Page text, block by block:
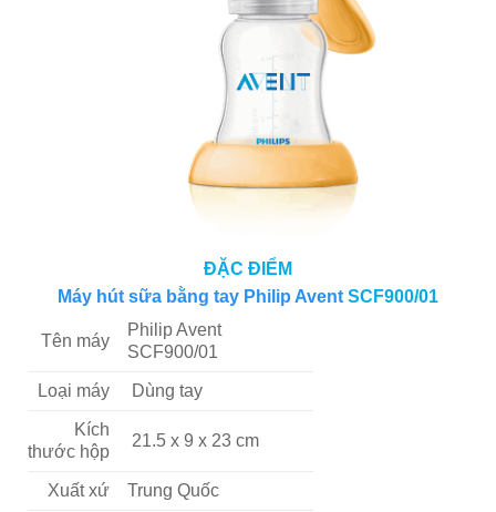
ĐẶC ĐIỂM
Máy hút sữa bằng tay Philip Avent SCF900/01
Tên máy
Philip Avent
SCF900/01
Loại máy Dùng tay
Kích
thước hộp
21.5 x 9 x 23 cm
Xuất xứ Trung Quốc